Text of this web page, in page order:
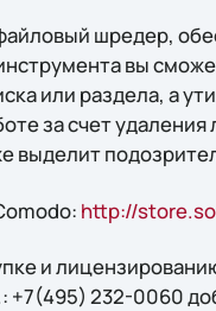
шредер,
вы
или раздела, а
за счет
выделит
http://
и
+7(495) 232-0060